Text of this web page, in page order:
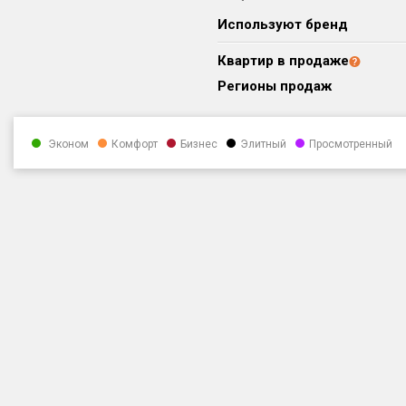
Используют бренд
Квартир в продаже
Регионы продаж
Эконом Комфорт Бизнес Элитный Просмотренный